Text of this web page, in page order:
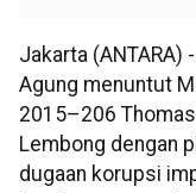
Jakarta
Agung menuntut
2015–206
Lembong dengan
dugaan korupsi